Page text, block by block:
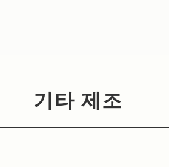
서비스 화과자 장인 일본
기타 제조